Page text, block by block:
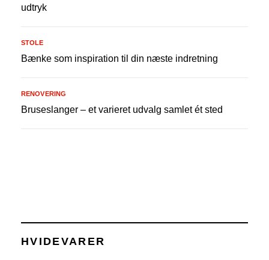
udtryk
Bænke som inspiration til din næste indretning
STOLE
Bruseslanger – et varieret udvalg samlet ét sted
RENOVERING
HVIDEVARER